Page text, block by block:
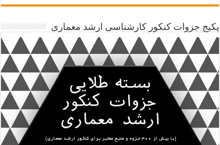
پکیج جزوات کنکور کارشناسی ارشد معماری